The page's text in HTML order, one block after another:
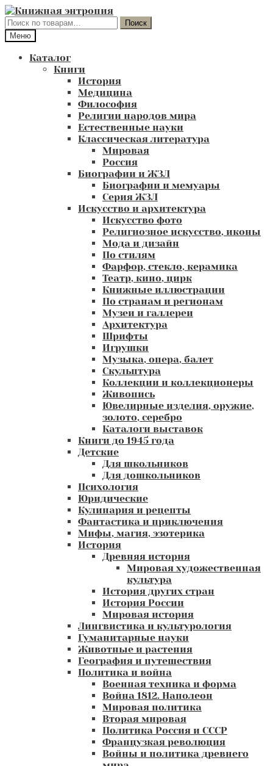
Перейти
к
навигации
Перейти
к
содержимому
Искать:
Поиск
Меню
Каталог
Книги
История
Медицина
Философия
Религии народов мира
Естественные науки
Классическая литература
Мировая
Россия
Биографии и ЖЗЛ
Биографии и мемуары
Серия ЖЗЛ
Искусство и архитектура
Искусство фото
Религиозное искусство, иконы
Мода и дизайн
По стилям
Фарфор, стекло, керамика
Театр, кино, цирк
Книжные иллюстрации
По странам и регионам
Музеи и галлереи
Архитектура
Шрифты
Игрушки
Музыка, опера, балет
Скульптура
Коллекции и коллекционеры
Живопись
Ювелирные изделия, оружие,
золото, серебро
Каталоги выставок
Книги до 1945 года
Детские
Для школьников
Для дошкольников
Психология
Юридические
Кулинария и рецепты
Фантастика и приключения
Мифы, магия, эзотерика
История
Древняя история
Мировая художественная
культура
История других стран
История России
Мировая история
Лингвистика и культурология
Гуманитарные науки
Животные и растения
География и путешествия
Политика и война
Военная техника и форма
Война 1812. Наполеон
Мировая политика
Вторая мировая
Политика Россия и СССР
Французкая революция
Войны и политика древнего